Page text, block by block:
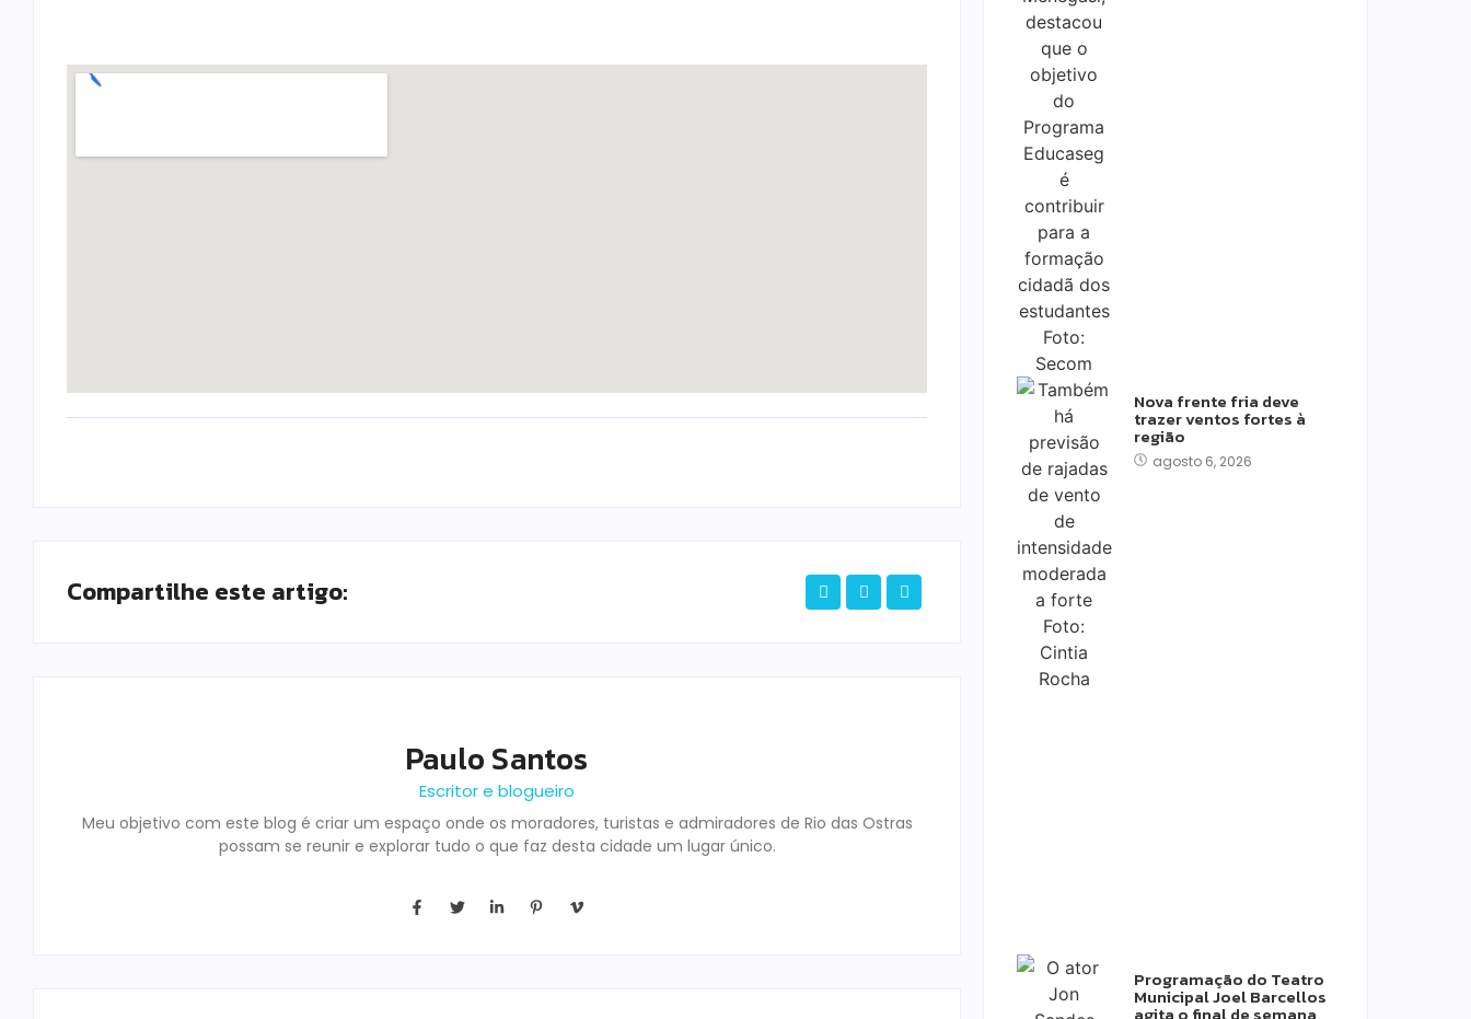
Compartilhe este artigo:
Paulo Santos
Escritor e blogueiro
Meu objetivo com este blog é criar um espaço onde os moradores, turistas e admiradores de Rio das Ostras
possam se reunir e explorar tudo o que faz desta cidade um lugar único.
Nova frente fria deve
trazer ventos fortes à
região
agosto 6, 2026
Programação do Teatro
Municipal Joel Barcellos